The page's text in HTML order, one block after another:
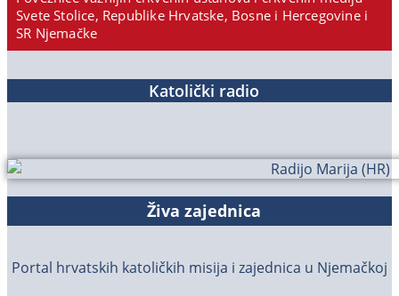
Svete Stolice, Republike Hrvatske, Bosne i Hercegovine i
SR Njemačke
Katolički radio
Živa zajednica
Portal hrvatskih katoličkih misija i zajednica u Njemačkoj